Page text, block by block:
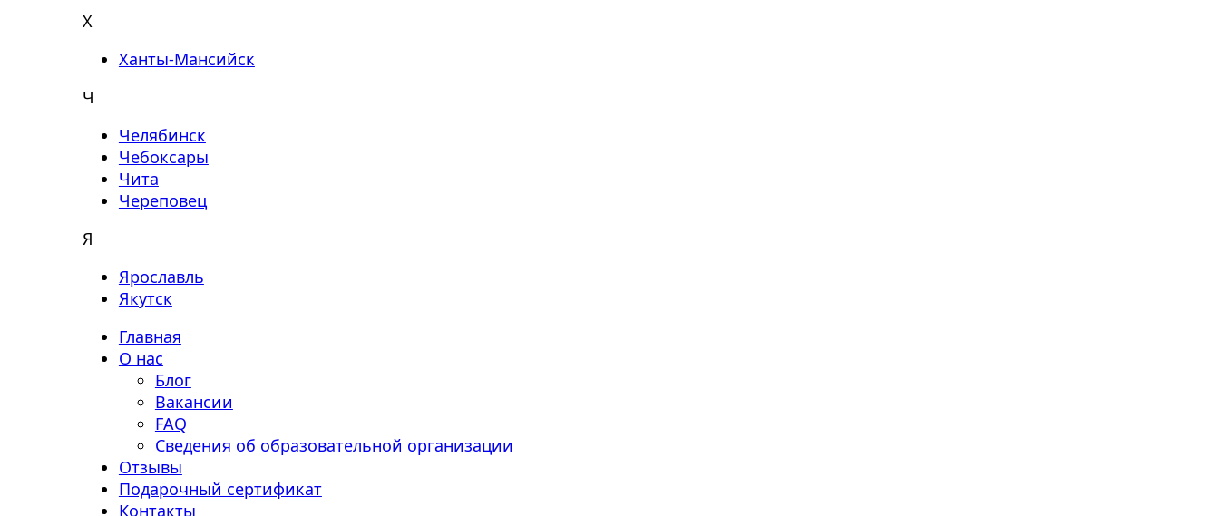
Х
Ханты-Мансийск
Ч
Челябинск
Чебоксары
Чита
Череповец
Я
Ярославль
Якутск
Главная
О нас
Блог
Вакансии
FAQ
Сведения об образовательной организации
Отзывы
Подарочный сертификат
Контакты